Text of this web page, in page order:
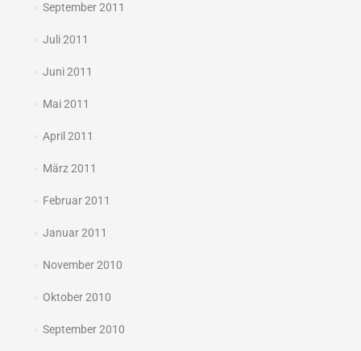
September 2011
Juli 2011
Juni 2011
Mai 2011
April 2011
März 2011
Februar 2011
Januar 2011
November 2010
Oktober 2010
September 2010